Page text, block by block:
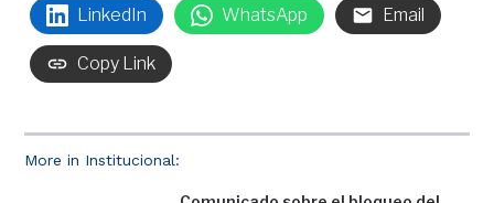
More in Institucional:
LinkedIn WhatsApp Email
Copy Link